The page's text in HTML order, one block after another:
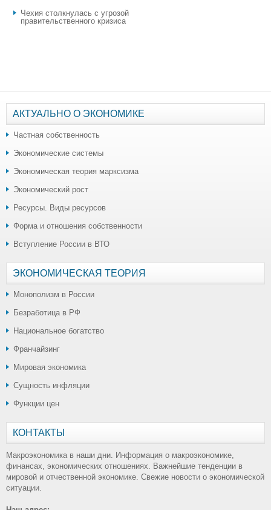
Чехия столкнулась с угрозой
правительственного кризиса
АКТУАЛЬНО О ЭКОНОМИКЕ
Частная собственность
Экономические системы
Экономическая теория марксизма
Экономический рост
Ресурсы. Виды ресурсов
Форма и отношения собственности
Вступление России в ВТО
ЭКОНОМИЧЕСКАЯ ТЕОРИЯ
Монополизм в России
Безработица в РФ
Национальное богатство
Франчайзинг
Мировая экономика
Сущность инфляции
Функции цен
КОНТАКТЫ
Макроэкономика в наши дни. Информация о макроэкономике,
финансах, экономических отношениях. Важнейшие тенденции в
мировой и отчественной экономике. Свежие новости о экономической
ситуации.